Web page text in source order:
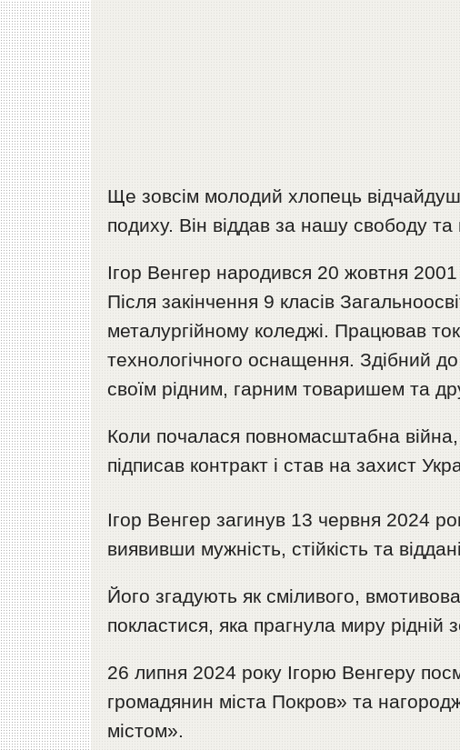
Ще зовсім молодий хлопець
подиху. Він віддав за нашу свободу
Ігор Венгер народився 20 жовтня
Після закінчення 9 класів
металургійному коледжі. Працював
технологічного оснащення. Здібний
своїм рідним, гарним товаришем та
Коли почалася повномасштабна
підписав контракт і став на захист
Ігор Венгер загинув 13 червня 2024
виявивши мужність, стійкість та
Його згадують як сміливого,
покластися, яка прагнула миру рідній
26 липня 2024 року Ігорю Венгеру
громадянин міста Покров» та
містом».